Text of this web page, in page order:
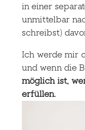
in einer
unmittelbar
schreibst)
Ich werde mir
und wenn die B
möglich ist,
erfüllen.